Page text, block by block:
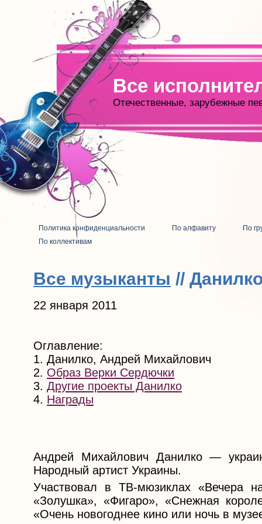
Все
Отечественные, зарубежные
Политика конфиденциальности По алфавиту
По
По коллективам
Все музыканты //
22 января 2011
Оглавление:
1. Данилко, Андрей Михайлович
2. Образ Верки Сердючки
3. Другие проекты Данилко
4. Награды
Андрей Михайлович Данилко —
Народный артист Украины.
Участвовал в ТВ-мюзиклах «Вечера
«Золушка», «Фигаро», «Снежная
«Очень новогоднее кино или ночь в